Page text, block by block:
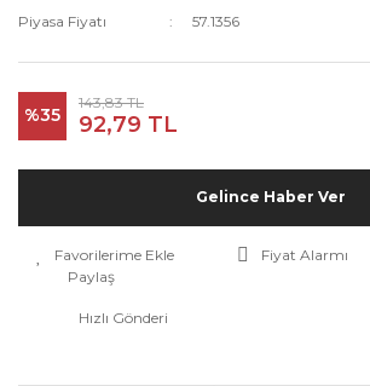
Piyasa Fiyatı
57.1356
%35
143,83 TL
92,79 TL
Gelince Haber Ver
Fiyat Alarmı
Paylaş
Hızlı Gönderi